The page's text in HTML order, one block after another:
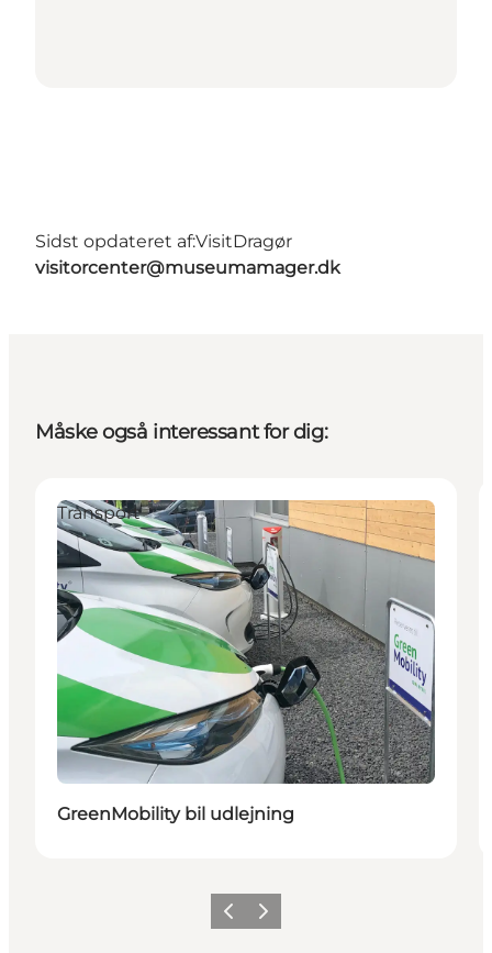
Sidst opdateret af:VisitDragør
visitorcenter@museumamager.dk
Måske også interessant for dig:
Transport
GreenMobility bil udlejning
Forrige billede
Næste billede